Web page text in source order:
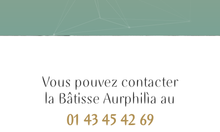
Vous pouvez contacter
la Bâtisse Aurphilìa au
01 43 45 42 69